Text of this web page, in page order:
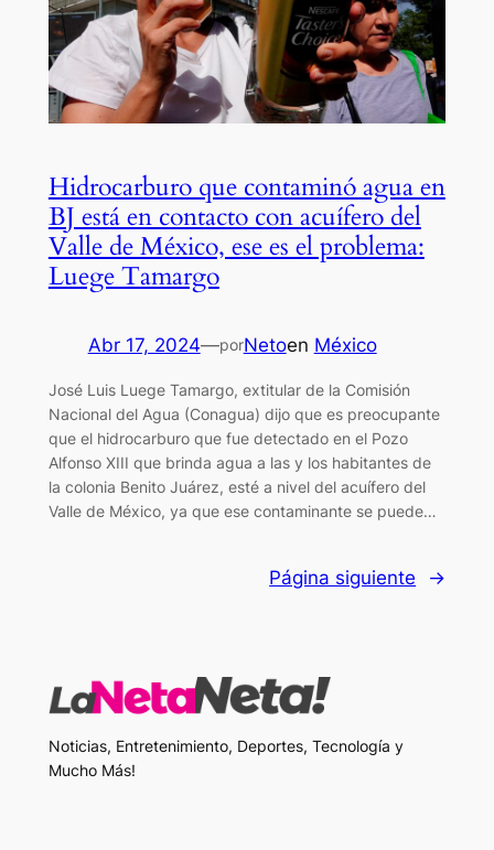
Hidrocarburo que contaminó agua en
BJ está en contacto con acuífero del
Valle de México, ese es el problema:
Luege Tamargo
Abr 17, 2024—porNetoen México
José Luis Luege Tamargo, extitular de la Comisión
Nacional del Agua (Conagua) dijo que es preocupante
que el hidrocarburo que fue detectado en el Pozo
Alfonso XIII que brinda agua a las y los habitantes de
la colonia Benito Juárez, esté a nivel del acuífero del
Valle de México, ya que ese contaminante se puede…
Página siguiente →
Noticias, Entretenimiento, Deportes, Tecnología y
Mucho Más!